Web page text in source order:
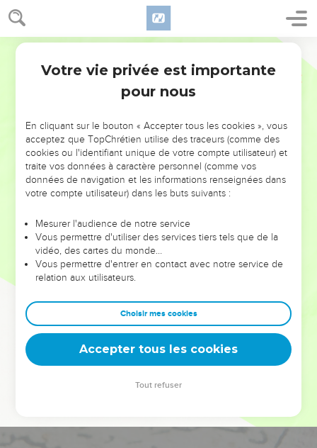
NE MANQUEZ PAS L’ÉVÉNEMENT
DE L’ANNÉE !
ET SI LEURS ERREURS POUVAIENT VOUS ÉVITER LES
VOTRES ?
leur foi ou leur vision. Mais on voit moins les doutes, les erreurs
et les saisons difficiles qu'ils ont traversés, alors même que ce
sont elles qui les ont façonnés.
Dans cette conférence, leaders, entrepreneurs, et responsables
clés pour avancer avec plus de sagesse afin que leurs erreurs
deviennent vos tremplins. Que vous guidiez un ministère, une
équipe, un groupe ou une famille, leur expérience est faite
Votre vie privée est importante
pour nous
En cliquant sur le bouton « Accepter tous les cookies », vous
acceptez que TopChrétien utilise des traceurs (comme des
cookies ou l'identifiant unique de votre compte utilisateur) et
traite vos données à caractère personnel (comme vos
données de navigation et les informations renseignées dans
votre compte utilisateur) dans les buts suivants :
Mesurer l'audience de notre service
Vous permettre d'utiliser des services tiers tels que de la
vidéo, des cartes du monde…
Vous permettre d'entrer en contact avec notre service de
relation aux utilisateurs.
Choisir mes cookies
Accepter tous les cookies
Tout refuser